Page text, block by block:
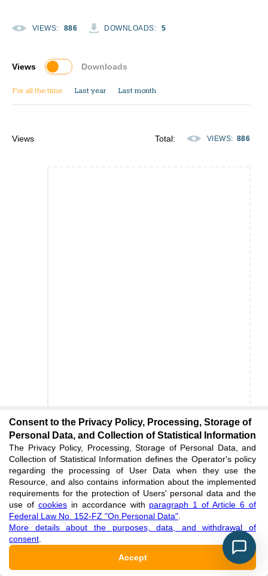
VIEWS: 886 DOWNLOADS: 5
For all the time Last year Last month
Views Downloads
Views Total: VIEWS: 886
Consent to the Privacy Policy, Processing, Storage of
Personal Data, and Collection of Statistical Information
The Privacy Policy, Processing, Storage of Personal Data, and
Collection of Statistical Information defines the Operator's policy
regarding the processing of User Data when they use the
Resource, and also contains information about the implemented
requirements for the protection of Users' personal data and the
use of cookiesin accordance with paragraph 1 of Article 6 of
Federal Law No. 152-FZ "On Personal Data"
More details about the purposes, data, and withdrawal of
consent
Accept